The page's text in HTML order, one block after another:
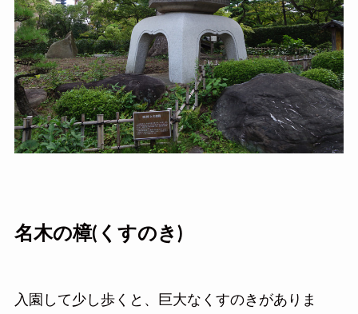
名木の樟(くすのき)
入園して少し歩くと、巨大なくすのきがありま